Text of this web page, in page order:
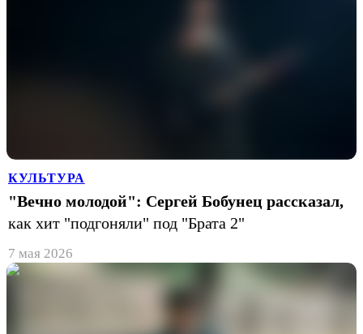
КУЛЬТУРА
"Вечно молодой": Сергей Бобунец рассказал,
как хит "подгоняли" под "Брата 2"
7 мая 2026